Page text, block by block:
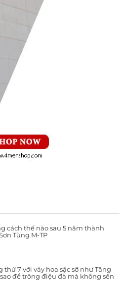
cách thế nào sau 5 năm thành
Tùng M-TP
thứ 7 với váy hoa sặc sỡ như Tăng
để trông điệu đà mà không sến